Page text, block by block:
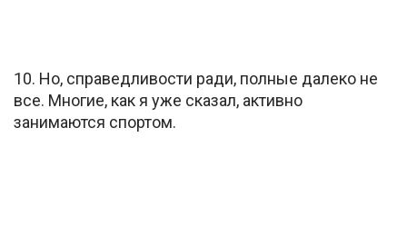
10. Но, справедливости ради, полные далеко не
все. Многие, как я уже сказал, активно
занимаются спортом.